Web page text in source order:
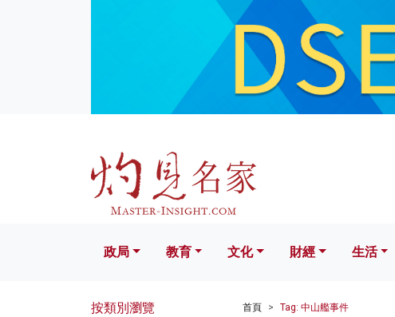
文化 財經 生活
政局 教育 文化 財經 生活
首頁 Tag: 中山艦事件
按類別瀏覽